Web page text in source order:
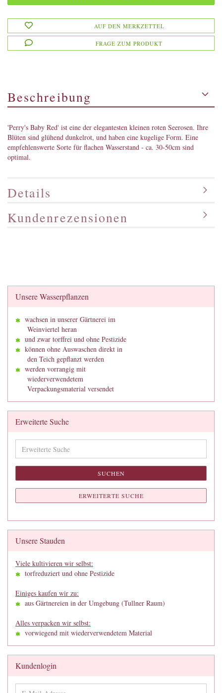
AUF DEN MERKZETTEL
FRAGE ZUM PRODUKT
Beschreibung
'Perry's Baby Red' ist eine der elegantesten kleinen roten Seerosen. Ihre
Blüten sind glühend dunkelrot, und haben eine kugelige Form. Eine
empfehlenswerte Sorte für flachen Wasserstand - ca. 30-50cm sind
optimal.
Details
Kundenrezensionen
Unsere Wasserpflanzen
wachsen in unserer Gärtnerei im
Weinviertel heran
und zwar torffrei und ohne Pestizide
können ohne Auswaschen direkt in
den Teich gepflanzt werden
werden vorrangig mit
wiederverwendetem
Verpackungsmaterial versendet
Erweiterte Suche
Suche
SUCHEN
ERWEITERTE SUCHE
Unsere Stauden
Viele kultivieren wir selbst:
torfreduziert und ohne Pestizide
Einiges kaufen wir zu:
aus Gärtnereien in der Umgebung (Tullner Raum)
Alles verpacken wir selbst:
vorwiegend mit wiederverwendetem Material
Kundenlogin